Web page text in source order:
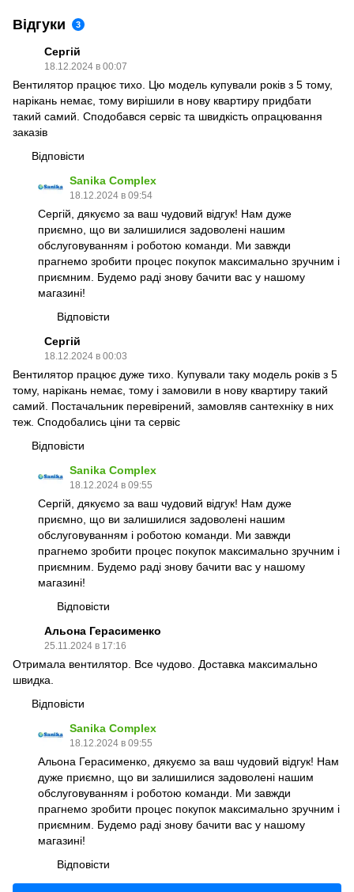
Відгуки 3
Сергій
18.12.2024 в 00:07
Вентилятор працює тихо. Цю модель купували років з 5 тому,
нарікань немає, тому вирішили в нову квартиру придбати
такий самий. Сподобався сервіс та швидкість опрацювання
заказів
Відповісти
Sanika Complex
18.12.2024 в 09:54
Сергій, дякуємо за ваш чудовий відгук! Нам дуже
приємно, що ви залишилися задоволені нашим
обслуговуванням і роботою команди. Ми завжди
прагнемо зробити процес покупок максимально зручним і
приємним. Будемо раді знову бачити вас у нашому
магазині!
Відповісти
Сергій
18.12.2024 в 00:03
Вентилятор працює дуже тихо. Купували таку модель років з 5
тому, нарікань немає, тому і замовили в нову квартиру такий
самий. Постачальник перевірений, замовляв сантехніку в них
теж. Сподобались ціни та сервіс
Відповісти
Sanika Complex
18.12.2024 в 09:55
Сергій, дякуємо за ваш чудовий відгук! Нам дуже
приємно, що ви залишилися задоволені нашим
обслуговуванням і роботою команди. Ми завжди
прагнемо зробити процес покупок максимально зручним і
приємним. Будемо раді знову бачити вас у нашому
магазині!
Відповісти
Альона Герасименко
25.11.2024 в 17:16
Отримала вентилятор. Все чудово. Доставка максимально
швидка.
Відповісти
Sanika Complex
18.12.2024 в 09:55
Альона Герасименко, дякуємо за ваш чудовий відгук! Нам
дуже приємно, що ви залишилися задоволені нашим
обслуговуванням і роботою команди. Ми завжди
прагнемо зробити процес покупок максимально зручним і
приємним. Будемо раді знову бачити вас у нашому
магазині!
Відповісти